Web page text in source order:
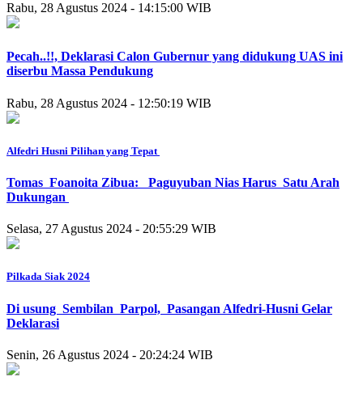
Rabu, 28 Agustus 2024 - 14:15:00 WIB
Pecah..!!, Deklarasi Calon Gubernur yang didukung UAS ini
diserbu Massa Pendukung
Rabu, 28 Agustus 2024 - 12:50:19 WIB
Alfedri Husni Pilihan yang Tepat
Tomas Foanoita Zibua: Paguyuban Nias Harus Satu Arah
Dukungan
Selasa, 27 Agustus 2024 - 20:55:29 WIB
Pilkada Siak 2024
Di usung Sembilan Parpol, Pasangan Alfedri-Husni Gelar
Deklarasi
Senin, 26 Agustus 2024 - 20:24:24 WIB